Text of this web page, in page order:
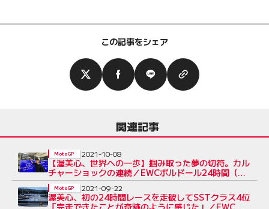
この記事をシェア
関連記事
【渥美心、世界への一歩】掴み取った夢の切符。カル
チャーショックの連続／EWCボルドール24時間（前
編）
MotoGP 2021-10-08
渥美心、初の24時間レースを走破してSSTクラス4位
「完走できたことが奇跡のように感じた」／EWCボ
MotoGP 2021-09-22